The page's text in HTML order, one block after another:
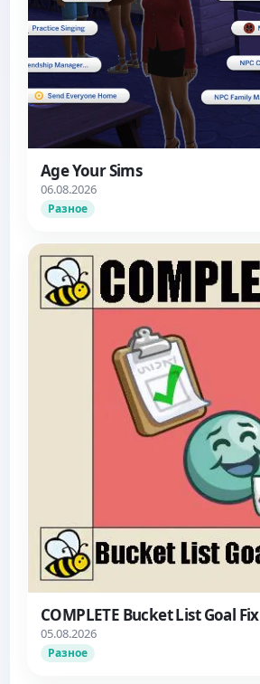
Age Your Sims
06.08.2026
Разное
COMPLETE Bucket List Goal Fix
05.08.2026
Разное